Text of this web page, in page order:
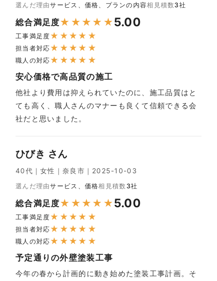
選んだ理由サービス、価格、プランの内容相見積数3社
総合満足度★ ★ ★ ★ ★5.00
工事満足度★ ★ ★ ★ ★
担当者対応★ ★ ★ ★ ★
職人の対応★ ★ ★ ★ ★
安心価格で高品質の施工
他社より費用は抑えられていたのに、施工品質はと
ても高く、職人さんのマナーも良くて信頼できる会
社だと思いました。
ひびき さん
40代｜女性｜奈良市｜2025-10-03
選んだ理由サービス、価格相見積数 3社
総合満足度★ ★ ★ ★ ★5.00
工事満足度★ ★ ★ ★ ★
担当者対応★ ★ ★ ★ ★
職人の対応★ ★ ★ ★ ★
予定通りの外壁塗装工事
今年の春から計画的に動き始めた塗装工事計画。そ